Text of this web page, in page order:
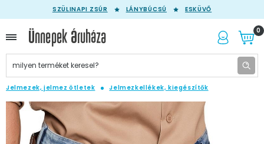
SZÜLINAPI ZSÚR LÁNYBÚCSÚ ESKÜVŐ
0
Jelmezek, jelmez ötletek Jelmezkellékek, kiegészítők